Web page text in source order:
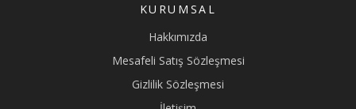
KURUMSAL
Hakkımızda
Mesafeli Satış Sözleşmesi
Gizlilik Sözleşmesi